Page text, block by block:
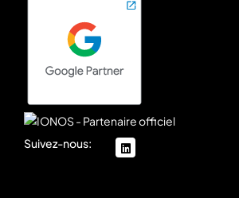
Suivez-nous: linkedin